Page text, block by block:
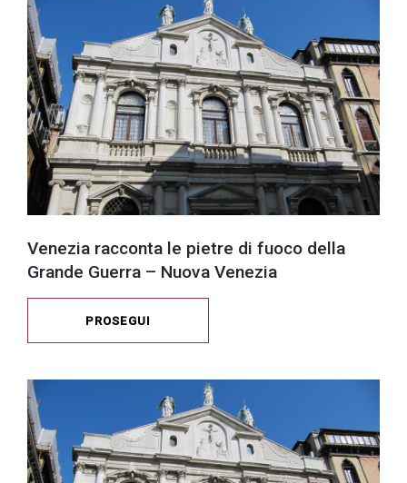
Venezia racconta le pietre di fuoco della
Grande Guerra – Nuova Venezia
PROSEGUI